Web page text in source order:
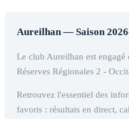
Aureilhan — Saison
Le club Aureilhan est
Réserves Régionales 2 -
Retrouvez l'essentiel des
favoris : résultats en direct,